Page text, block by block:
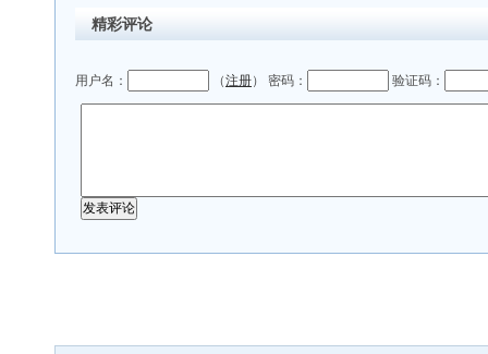
精彩评论
用户名： （注册） 密码： 验证码：